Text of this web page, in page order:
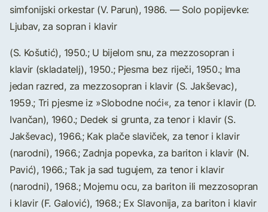
simfonijski orkestar (V. Parun), 1986. — Solo popijevke:
Ljubav, za sopran i klavir
(S. Košutić), 1950.; U bijelom snu, za mezzosopran i
klavir (skladatelj), 1950.; Pjesma bez riječi, 1950.; Ima
jedan razred, za mezzosopran i klavir (S. Jakševac),
1959.; Tri pjesme iz »Slobodne noći«, za tenor i klavir (D.
Ivančan), 1960.; Dedek si grunta, za tenor i klavir (S.
Jakševac), 1966.; Kak plače slaviček, za tenor i klavir
(narodni), 1966.; Zadnja popevka, za bariton i klavir (N.
Pavić), 1966.; Tak ja sad tugujem, za tenor i klavir
(narodni), 1968.; Mojemu ocu, za bariton ili mezzosopran
i klavir (F. Galović), 1968.; Ex Slavonija, za bariton i klavir